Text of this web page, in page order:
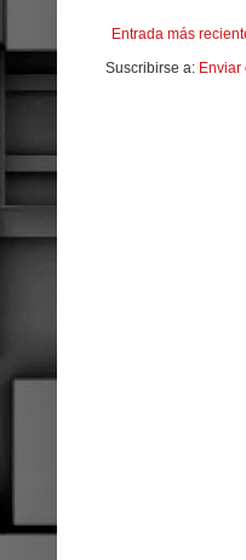
Entrada más
Suscribirse a: Enviar